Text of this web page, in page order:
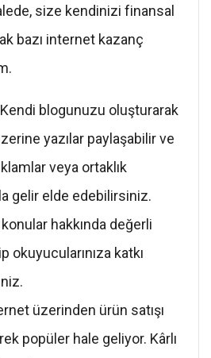
size kendinizi finansal
bazı internet kazanç
blogunuzu oluşturarak
yazılar paylaşabilir ve
veya ortaklık
gelir elde edebilirsiniz.
hakkında değerli
okuyucularınıza katkı
üzerinden ürün satışı
popüler hale geliyor. Kârlı